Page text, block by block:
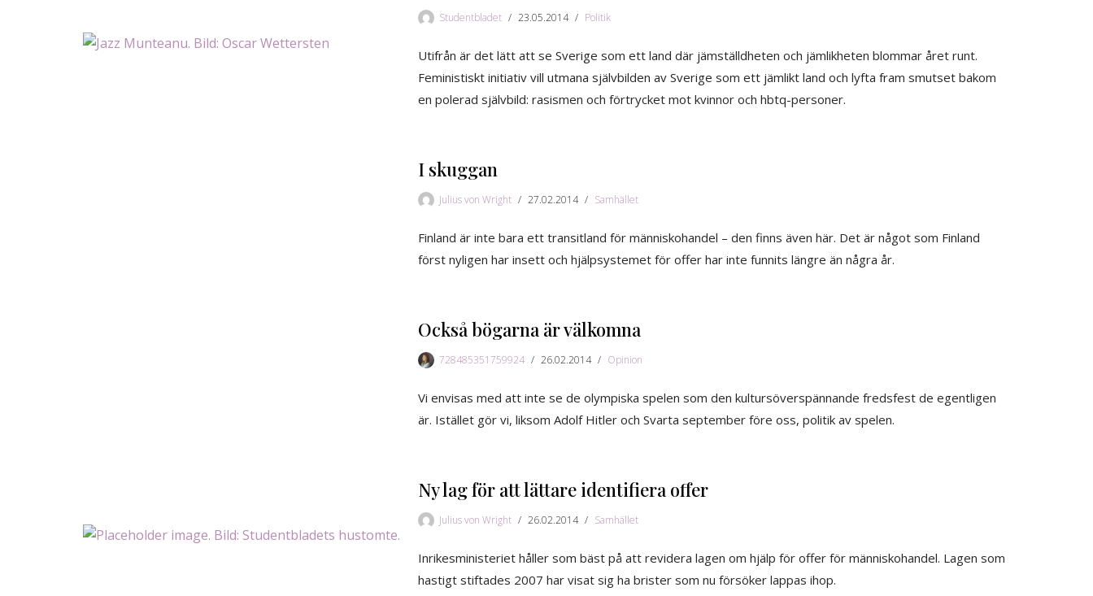
Studentbladet 23.05.2014 Politik
Utifrån är det lätt att se Sverige som ett land där jämställdheten och jämlikheten blommar året runt.
Feministiskt initiativ vill utmana självbilden av Sverige som ett jämlikt land och lyfta fram smutset bakom
en polerad självbild: rasismen och förtrycket mot kvinnor och hbtq-personer.
I skuggan
Julius von Wright 27.02.2014 Samhället
Finland är inte bara ett transitland för människohandel – den finns även här. Det är något som Finland
först nyligen har insett och hjälpsystemet för offer har inte funnits längre än några år.
Också bögarna är välkomna
728485351759924 26.02.2014 Opinion
Vi envisas med att inte se de olympiska spelen som den kultursöverspännande fredsfest de egentligen
är. Istället gör vi, liksom Adolf Hitler och Svarta september före oss, politik av spelen.
Ny lag för att lättare identifiera offer
Julius von Wright 26.02.2014 Samhället
Inrikesministeriet håller som bäst på att revidera lagen om hjälp för offer för människohandel. Lagen som
hastigt stiftades 2007 har visat sig ha brister som nu försöker lappas ihop.